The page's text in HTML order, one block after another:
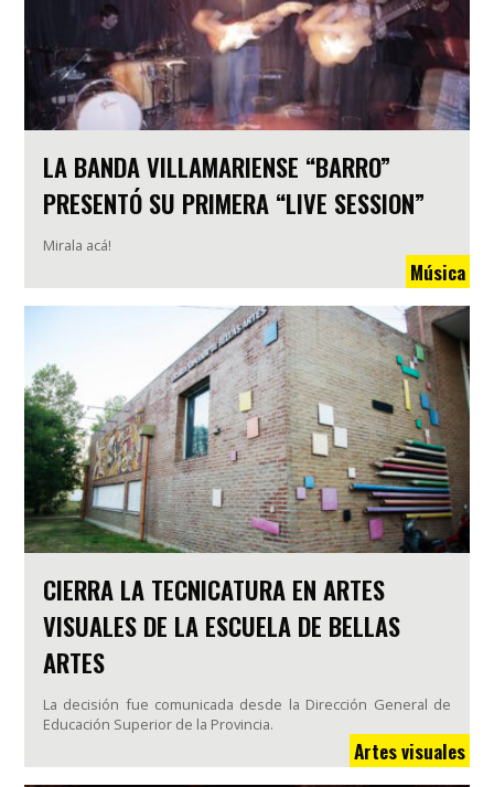
LA BANDA VILLAMARIENSE “BARRO”
PRESENTÓ SU PRIMERA “LIVE SESSION”
Mirala acá!
Música
CIERRA LA TECNICATURA EN ARTES
VISUALES DE LA ESCUELA DE BELLAS
ARTES
La decisión fue comunicada desde la Dirección General de
Educación Superior de la Provincia.
Artes visuales